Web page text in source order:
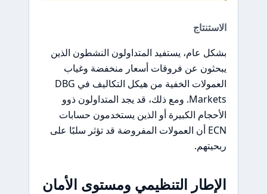
الاستنتاج
بشكل عام، يستفيد المتداولون النشطون الذين
يبحثون عن فروقات أسعار منخفضة وغياب
العمولات الخفية من هيكل التكاليف في DBG
Markets. ومع ذلك، قد يجد المتداولون ذوو
الأحجام الكبيرة أو الذين يستخدمون حسابات
ECN أن العمولات المفروضة قد تؤثر سلبًا على
ربحيتهم.
الإطار التنظيمي ومستوى الأمان